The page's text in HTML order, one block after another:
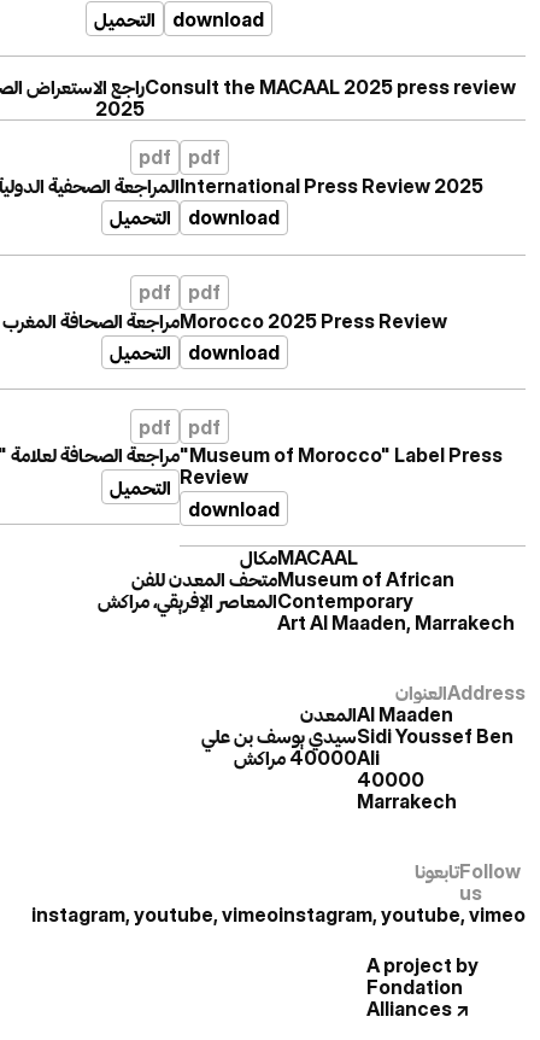
التحميل
download
راجع الاستعراض
2025
Consult the MACAAL 2025 press review
pdf
المراجعة الصحفية الدولية
التحميل
pdf
International Press Review 2025
download
pdf
مراجعة الصحافة المغرب
التحميل
pdf
Morocco 2025 Press Review
download
pdf
مراجعة الصحافة
التحميل
pdf
"Museum of Morocco" Label Press
Review
download
مكال
متحف المعدن للفن
المعاصر الإفريقي، مراكش
MACAAL
Museum of African
Contemporary
Art Al Maaden, Marrakech
العنوانAddress
المعدن
سيدي يوسف بن علي
40000 مراكش
Al Maaden
Sidi Youssef Ben
Ali
40000
Marrakech
تابعوناFollow
us
instagram, youtube, vimeoinstagram, youtube, vimeo
A project by
Fondation
Alliances